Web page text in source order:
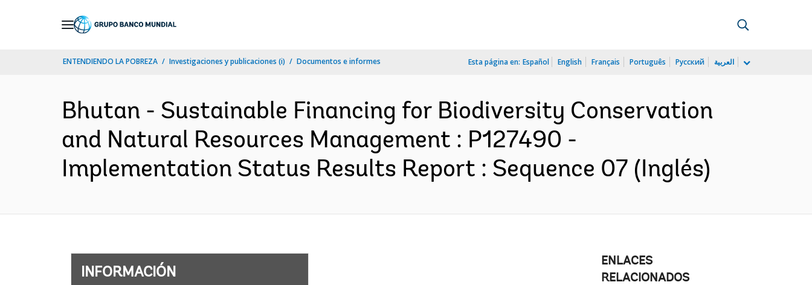
ENTENDIENDO LA POBREZA Investigaciones y publicaciones (i) Documentos e informes Esta página en: Español English Français Português Русский العربية
Bhutan - Sustainable Financing for Biodiversity Conservation
and Natural Resources Management : P127490 -
Implementation Status Results Report : Sequence 07 (Inglés)
INFORMACIÓN
ENLACES
RELACIONADOS